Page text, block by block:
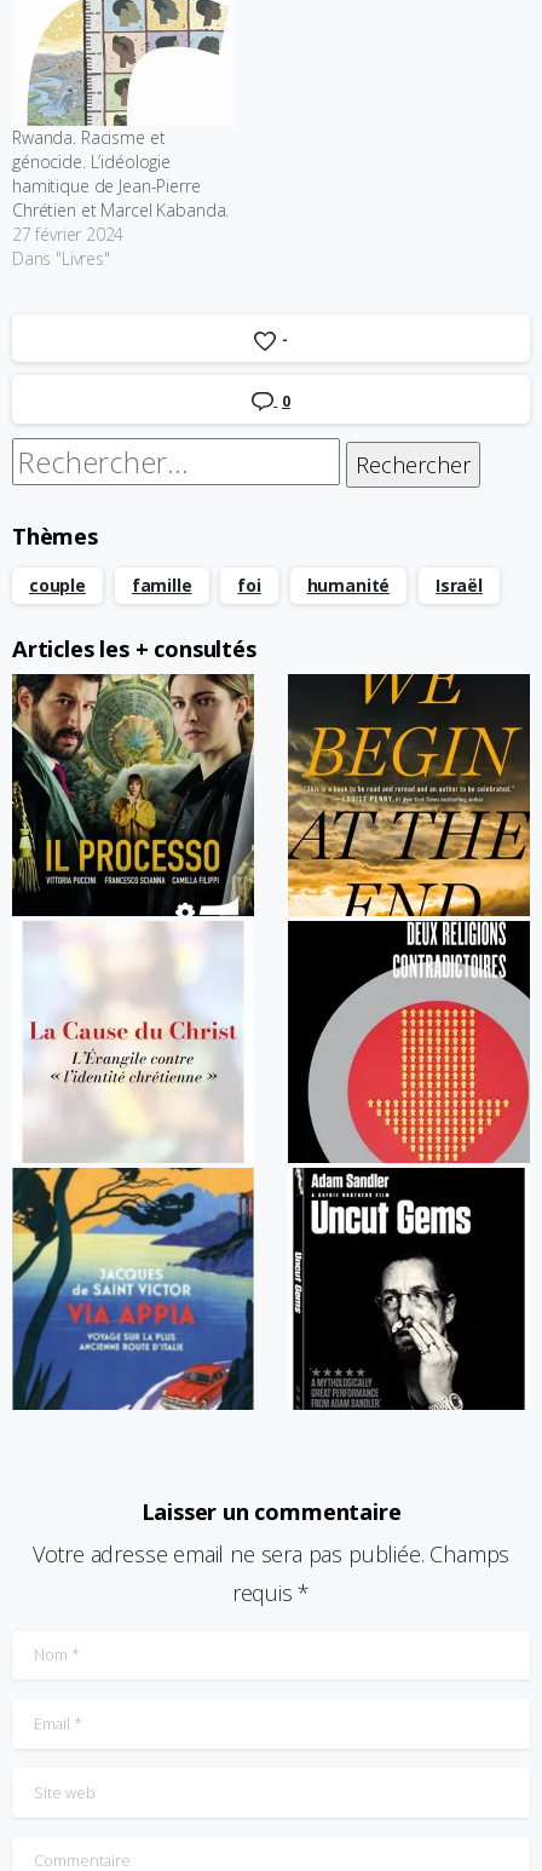
Rwanda. Racisme et
génocide. L’idéologie
hamitique de Jean-Pierre
Chrétien et Marcel Kabanda.
27 février 2024
Dans "Livres"
-
0
Rechercher :
Thèmes
couple famille foi humanité Israël
Articles les + consultés
Laisser un commentaire
Votre adresse email ne sera pas publiée. Champs
requis *
Nom*
Email*
Site web
Commentaire